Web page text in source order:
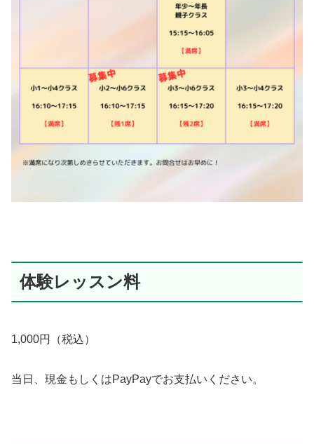
体験レッスン料
1,000円（税込）
当日、現金もしくはPayPayでお支払いください。